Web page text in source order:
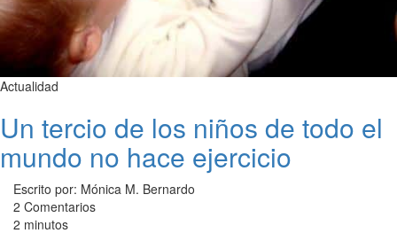
Actualidad
Un tercio de los niños de todo el
mundo no hace ejercicio
Escrito por: Mónica M. Bernardo
2 Comentarios
2 minutos